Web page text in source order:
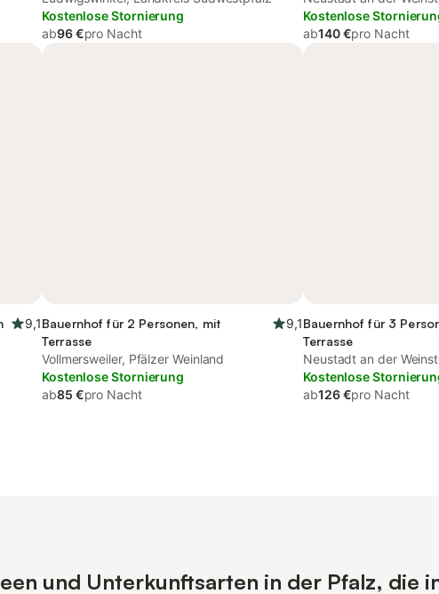
Kostenlose Stornierung
ab96 €pro Nacht
Weinland
Kostenlose
ab140 €pro Nacht
9,1Bauernhof für 2 Personen, mit
Terrasse
9,1
Vollmersweiler, Pfälzer Weinland
Kostenlose Stornierung
ab85 €pro Nacht
Bauernhof für 3
Terrasse
Neustadt an der
Rheinebene
Kostenlose
ab126 €pro Nacht
und Unterkunftsarten in der Pfalz, die